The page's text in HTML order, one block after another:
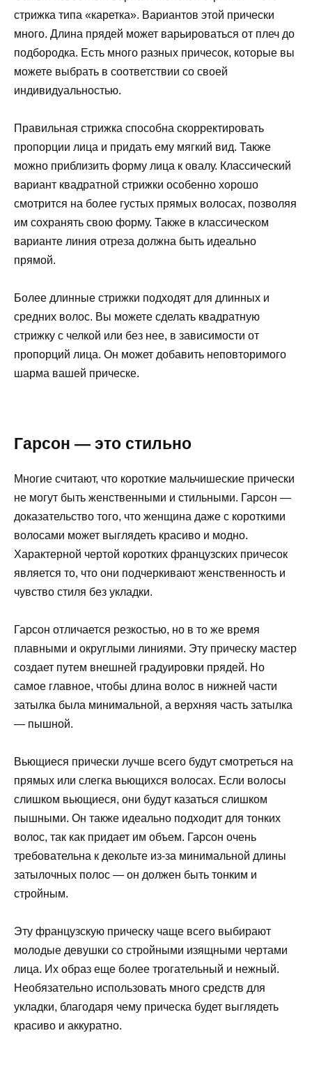
стрижка типа «каретка». Вариантов этой прически
много. Длина прядей может варьироваться от плеч до
подбородка. Есть много разных причесок, которые вы
можете выбрать в соответствии со своей
индивидуальностью.
Правильная стрижка способна скорректировать
пропорции лица и придать ему мягкий вид. Также
можно приблизить форму лица к овалу. Классический
вариант квадратной стрижки особенно хорошо
смотрится на более густых прямых волосах, позволяя
им сохранять свою форму. Также в классическом
варианте линия отреза должна быть идеально
прямой.
Более длинные стрижки подходят для длинных и
средних волос. Вы можете сделать квадратную
стрижку с челкой или без нее, в зависимости от
пропорций лица. Он может добавить неповторимого
шарма вашей прическе.
Гарсон — это стильно
Многие считают, что короткие мальчишеские прически
не могут быть женственными и стильными. Гарсон —
доказательство того, что женщина даже с короткими
волосами может выглядеть красиво и модно.
Характерной чертой коротких французских причесок
является то, что они подчеркивают женственность и
чувство стиля без укладки.
Гарсон отличается резкостью, но в то же время
плавными и округлыми линиями. Эту прическу мастер
создает путем внешней градуировки прядей. Но
самое главное, чтобы длина волос в нижней части
затылка была минимальной, а верхняя часть затылка
— пышной.
Вьющиеся прически лучше всего будут смотреться на
прямых или слегка вьющихся волосах. Если волосы
слишком вьющиеся, они будут казаться слишком
пышными. Он также идеально подходит для тонких
волос, так как придает им объем. Гарсон очень
требовательна к декольте из-за минимальной длины
затылочных полос — он должен быть тонким и
стройным.
Эту французскую прическу чаще всего выбирают
молодые девушки со стройными изящными чертами
лица. Их образ еще более трогательный и нежный.
Необязательно использовать много средств для
укладки, благодаря чему прическа будет выглядеть
красиво и аккуратно.